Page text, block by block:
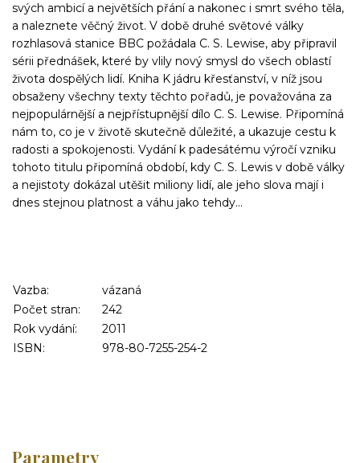
svých ambicí a největších přání a nakonec i smrt svého těla,
a naleznete věčný život. V době druhé světové války
rozhlasová stanice BBC požádala C. S. Lewise, aby připravil
sérii přednášek, které by vlily nový smysl do všech oblastí
života dospělých lidí. Kniha K jádru křesťanství, v níž jsou
obsaženy všechny texty těchto pořadů, je považována za
nejpopulárnější a nejpřístupnější dílo C. S. Lewise. Připomíná
nám to, co je v životě skutečně důležité, a ukazuje cestu k
radosti a spokojenosti. Vydání k padesátému výročí vzniku
tohoto titulu připomíná období, kdy C. S. Lewis v době války
a nejistoty dokázal utěšit miliony lidí, ale jeho slova mají i
dnes stejnou platnost a váhu jako tehdy…
Vazba:
vázaná
Počet stran:
242
Rok vydání:
2011
ISBN:
978-80-7255-254-2
Parametry